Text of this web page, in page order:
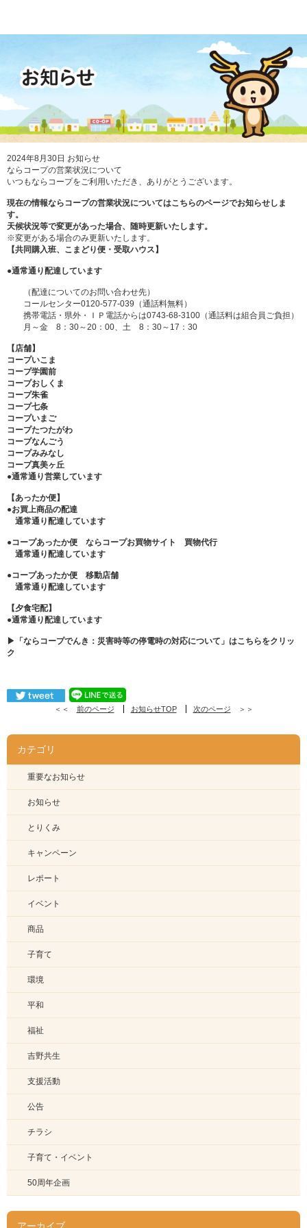
2024年8月30日 お知らせ
ならコープの営業状況について
いつもならコープをご利用いただき、ありがとうございます。
現在の情報ならコープの営業状況についてはこちらのページでお知らせしま
す。
天候状況等で変更があった場合、随時更新いたします。
※変更がある場合のみ更新いたします。
【共同購入班、こまどり便・受取ハウス】
●通常通り配達しています
（配達についてのお問い合わせ先）
コールセンター0120-577-039（通話料無料）
携帯電話・県外・ＩＰ電話からは0743-68-3100（通話料は組合員ご負担）
月～金 8：30～20：00、土 8：30～17：30
【店舗】
コープいこま
コープ学園前
コープおしくま
コープ朱雀
コープ七条
コープいまご
コープたつたがわ
コープなんごう
コープみみなし
コープ真美ヶ丘
●通常通り営業しています
【あったか便】
●お買上商品の配達
通常通り配達しています
●コープあったか便 ならコープお買物サイト 買物代行
通常通り配達しています
●コープあったか便 移動店舗
通常通り配達しています
【夕食宅配】
●通常通り配達しています
▶「ならコープでんき：災害時等の停電時の対応について」はこちらをクリッ
ク
＜＜ 前のページ お知らせTOP 次のページ ＞＞
カテゴリ
重要なお知らせ
お知らせ
とりくみ
キャンペーン
レポート
イベント
商品
子育て
環境
平和
福祉
吉野共生
支援活動
公告
チラシ
子育て・イベント
50周年企画
アーカイブ